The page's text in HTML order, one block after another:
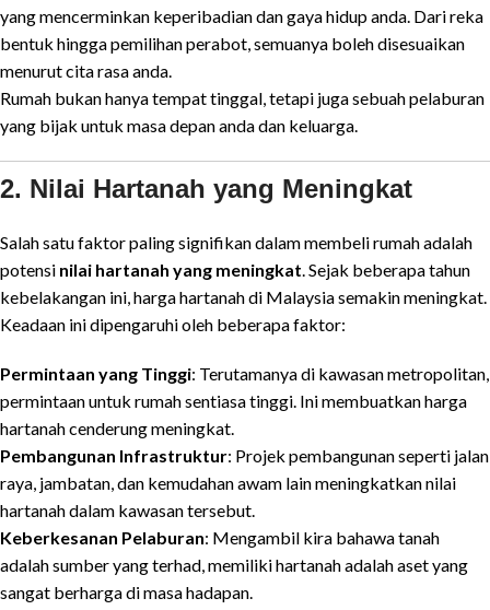
yang mencerminkan keperibadian dan gaya hidup anda. Dari reka
bentuk hingga pemilihan perabot, semuanya boleh disesuaikan
menurut cita rasa anda.
Rumah bukan hanya tempat tinggal, tetapi juga sebuah pelaburan
yang bijak untuk masa depan anda dan keluarga.
2. Nilai Hartanah yang Meningkat
Salah satu faktor paling signifikan dalam membeli rumah adalah
potensi nilai hartanah yang meningkat . Sejak beberapa tahun
kebelakangan ini, harga hartanah di Malaysia semakin meningkat.
Keadaan ini dipengaruhi oleh beberapa faktor:
Permintaan yang Tinggi: Terutamanya di kawasan metropolitan,
permintaan untuk rumah sentiasa tinggi. Ini membuatkan harga
hartanah cenderung meningkat.
Pembangunan Infrastruktur: Projek pembangunan seperti jalan
raya, jambatan, dan kemudahan awam lain meningkatkan nilai
hartanah dalam kawasan tersebut.
Keberkesanan Pelaburan: Mengambil kira bahawa tanah
adalah sumber yang terhad, memiliki hartanah adalah aset yang
sangat berharga di masa hadapan.